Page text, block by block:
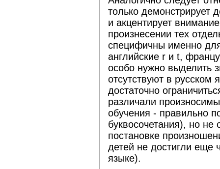
только демонстрирует
и акцентирует
произнесении тех
специфичны именно
английские r и t,
особо нужно выделить
отсутствуют в
достаточно
различали
обучения - правильно
буквосочетания), но не
постановке
детей не достигли еще
языке).